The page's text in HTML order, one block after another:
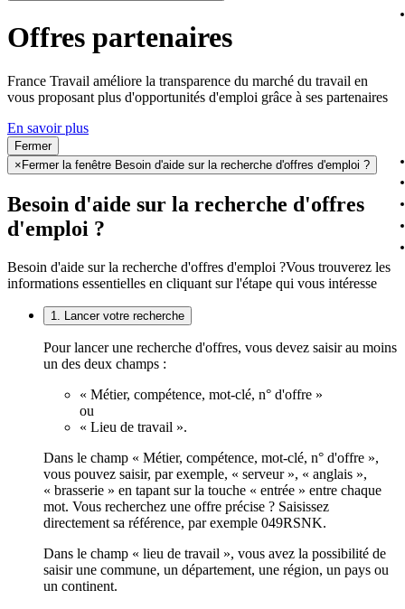
Offres partenaires
France Travail améliore la transparence du marché du travail en
vous proposant plus d'opportunités d'emploi grâce à ses partenaires
En savoir plus
Fermer
× Fermer la fenêtre Besoin d'aide sur la recherche d'offres d'emploi ?
Besoin d'aide sur la recherche d'offres
d'emploi ?
Besoin d'aide sur la recherche d'offres d'emploi ?Vous trouverez les
informations essentielles en cliquant sur l'étape qui vous intéresse
1. Lancer votre recherche
Pour lancer une recherche d'offres, vous devez saisir au moins
un des deux champs :
« Métier, compétence, mot-clé, n° d'offre »
ou
« Lieu de travail ».
Dans le champ « Métier, compétence, mot-clé, n° d'offre »,
vous pouvez saisir, par exemple, « serveur », « anglais »,
« brasserie » en tapant sur la touche « entrée » entre chaque
mot. Vous recherchez une offre précise ? Saisissez
directement sa référence, par exemple 049RSNK.
Dans le champ « lieu de travail », vous avez la possibilité de
saisir une commune, un département, une région, un pays ou
un continent.